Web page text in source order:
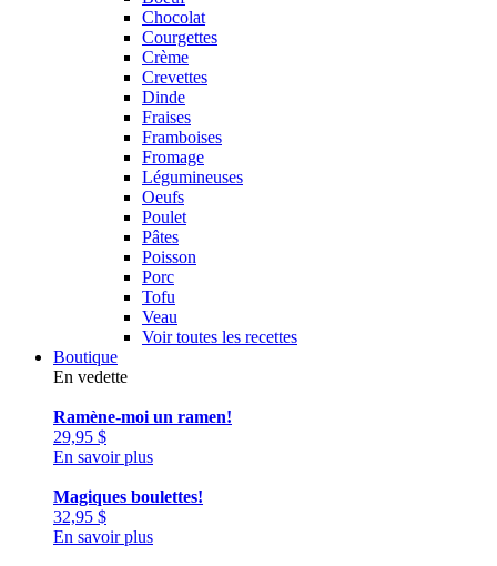
Chocolat
Courgettes
Crème
Crevettes
Dinde
Fraises
Framboises
Fromage
Légumineuses
Oeufs
Poulet
Pâtes
Poisson
Porc
Tofu
Veau
Voir toutes les recettes
Boutique
En vedette
Ramène-moi un ramen!
29,95 $
En savoir plus
Magiques boulettes!
32,95 $
En savoir plus